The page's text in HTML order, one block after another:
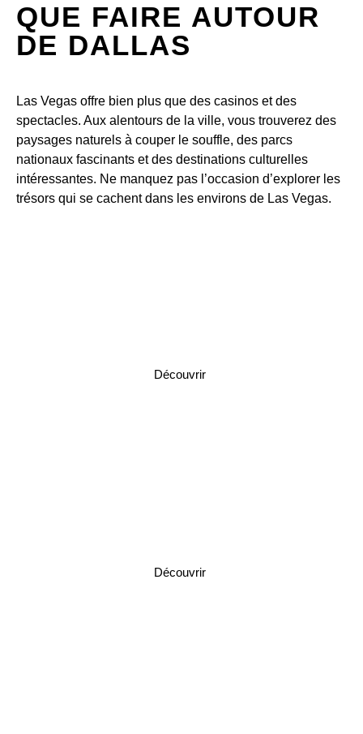
QUE FAIRE AUTOUR
DE DALLAS
Las Vegas offre bien plus que des casinos et des
spectacles. Aux alentours de la ville, vous trouverez des
paysages naturels à couper le souffle, des parcs
nationaux fascinants et des destinations culturelles
intéressantes. Ne manquez pas l’occasion d’explorer les
trésors qui se cachent dans les environs de Las Vegas.
Découvrir
Découvrir